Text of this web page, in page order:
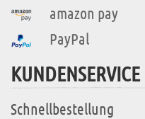
amazon pay
PayPal
KUNDENSERVICE
Schnellbestellung